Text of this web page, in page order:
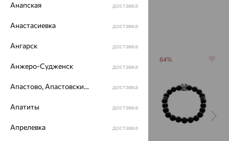
Похожие изделия
64%
Анапская доставка
Анастасиевка доставка
Ангарск доставка
Анжеро-Судженск доставка
Апастово, Апастовский район доставка
Апатиты доставка
Апрелевка доставка